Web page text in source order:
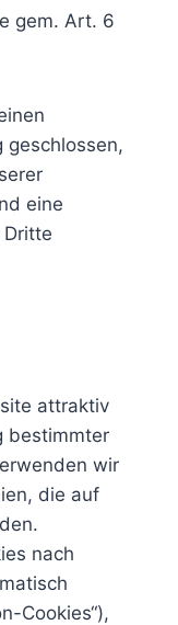
gem. Art. 6
eine
attraktiv
bestimmter
wir
die auf
nach
Cookies“),